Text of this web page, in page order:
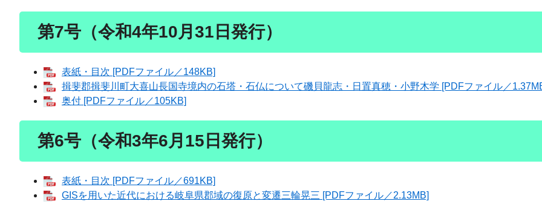
第7号（令和4年10月31日発行）
表紙・目次 [PDFファイル／148KB]
揖斐郡揖斐川町大喜山長国寺境内の石塔・石仏について磯貝龍志・日置真穂・小野木学 [PDFファイル／
奥付 [PDFファイル／105KB]
第6号（令和3年6月15日発行）
表紙・目次 [PDFファイル／691KB]
GISを用いた近代における岐阜県郡域の復原と変遷三輪晃三 [PDFファイル／2.13MB]